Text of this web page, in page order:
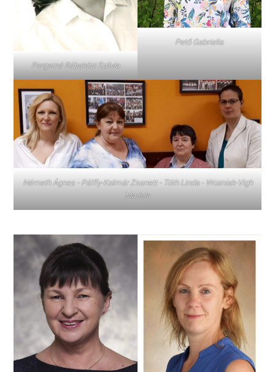
Pergerné Rábaközi Szilvia
Pető Gabriella
Németh Ágnes - Pálffy-Kalmár Zsanett - Tóth Linda - Wozniak-Vigh
Mariola